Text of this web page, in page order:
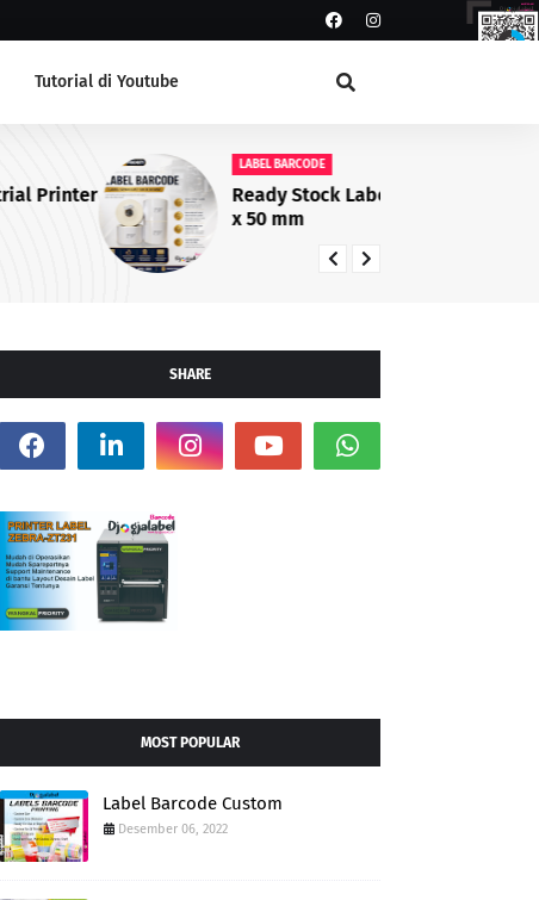
Tutorial di Youtube
LABEL BARCODE
Ready Stock Label Semicoat 100
x 50 mm
SHARE
MOST POPULAR
Label Barcode Custom
Desember 06, 2022